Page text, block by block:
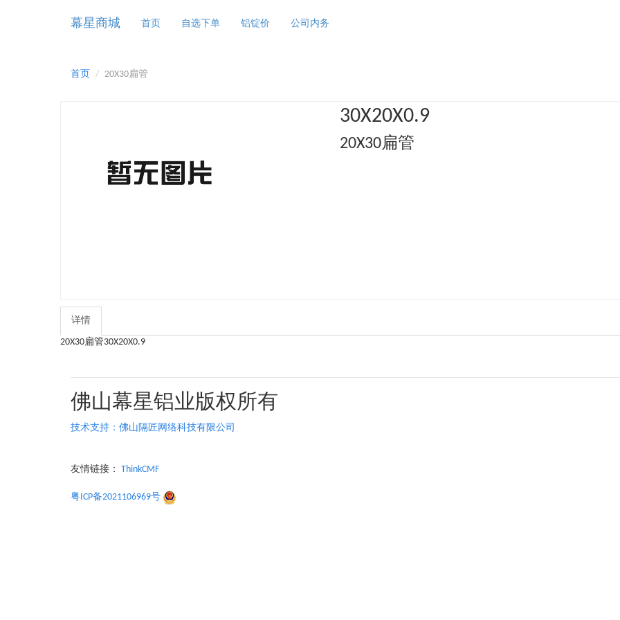
幕星商城 首页 自选下单 铝锭价 公司内务
首页 20X30扁管
30X20X0.9
20X30扁管
详情
20X30扁管30X20X0.9
佛山幕星铝业版权所有
技术支持：佛山隔匠网络科技有限公司
友情链接： ThinkCMF
粤ICP备2021106969号